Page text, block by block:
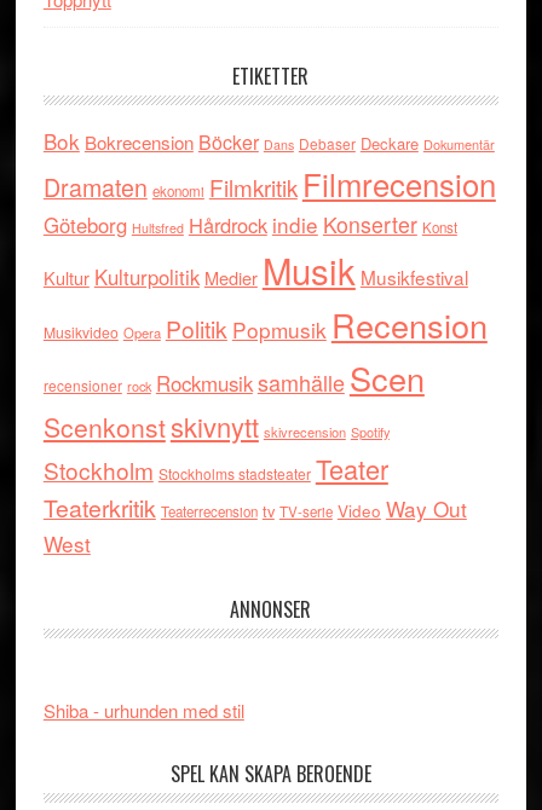
ETIKETTER
Bok Bokrecension Böcker Dans Debaser Deckare Dokumentär
Dramaten ekonomi Filmkritik Filmrecension
Göteborg Hultsfred Hårdrock indie Konserter Konst
Kultur Kulturpolitik Medier Musik Musikfestival
Musikvideo Opera Politik Popmusik Recension
recensioner rock RockmusiksamhälleScen
Scenkonstskivnytt skivrecension Spotify
Stockholm Stockholms stadsteater Teater
Teaterkritik Teaterrecension tv TV-serie Video Way Out
West
ANNONSER
Shiba - urhunden med stil
SPEL KAN SKAPA BEROENDE